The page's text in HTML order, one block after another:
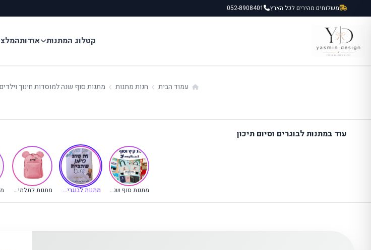
לתוכן
משלוחים מהירים לכל הארץ 052-8908401
קטלוג המתנות אודות
עמוד הבית חנות מתנות מתנות סוף שנה למוסדות חינוך וילדים
עוד במתנות לבוגרים וסיום תיכון
מתנות סוף שנה למוסדות חינוך וילדים מתנות לבוגרים וסיום תיכון
(קטגוריה נוכחית)
מתנות לתלמידי בתי ספר